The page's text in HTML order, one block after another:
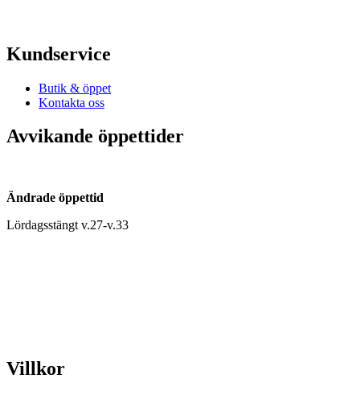
Kundservice
Butik & öppet
Kontakta oss
Avvikande öppettider
Ändrade öppettid
Lördagsstängt v.27-v.33
Villkor